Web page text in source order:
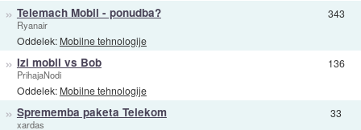
» Telemach Mobil - ponudba?
Ryanair
Oddelek: Mobilne tehnologije
343
» Izi mobil vs Bob
PrihajaNodi
Oddelek: Mobilne tehnologije
136
» Sprememba paketa Telekom
xardas
33